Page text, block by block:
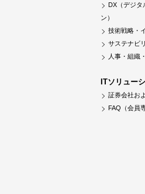
DX（デジタ
ン）
技術戦略・
サステナビ
人事・組織
ITソリュー
証券会社お
FAQ（会員